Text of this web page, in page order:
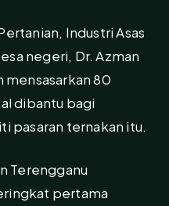
Industri Asas
negeri, Dr. Azman
mensasarkan 80
dibantu bagi
pasaran ternakan itu.
Terengganu
pertama